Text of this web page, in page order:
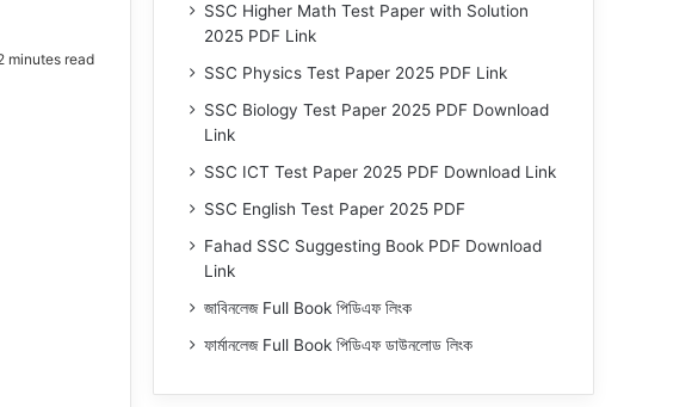
minutes read
SSC Higher Math Test Paper with Solution
2025 PDF Link
SSC Physics Test Paper 2025 PDF Link
SSC Biology Test Paper 2025 PDF Download
Link
SSC ICT Test Paper 2025 PDF Download Link
SSC English Test Paper 2025 PDF
Fahad SSC Suggesting Book PDF Download
Link
জাবিনলেজ Full Book পিডিএফ লিংক
ফার্মানলেজ Full Book পিডিএফ ডাউনলোড লিংক